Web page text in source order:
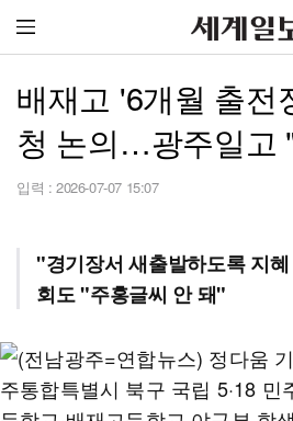
배재고 '6개월 출전
청 논의…광주일고
입력 : 2026-07-07 15:07
"경기장서 새출발하도록 지
회도 "주홍글씨 안 돼"